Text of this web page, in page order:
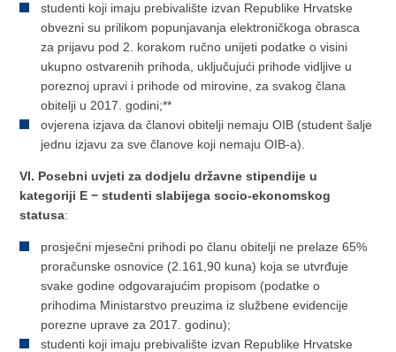
studenti koji imaju prebivalište izvan Republike Hrvatske
obvezni su prilikom popunjavanja elektroničkoga obrasca
za prijavu pod 2. korakom ručno unijeti podatke o visini
ukupno ostvarenih prihoda, uključujući prihode vidljive u
poreznoj upravi i prihode od mirovine, za svakog člana
obitelji u 2017. godini;**
ovjerena izjava da članovi obitelji nemaju OIB (student šalje
jednu izjavu za sve članove koji nemaju OIB-a).
VI. Posebni uvjeti za dodjelu državne stipendije u
kategoriji E − studenti slabijega socio-ekonomskog
statusa:
prosječni mjesečni prihodi po članu obitelji ne prelaze 65%
proračunske osnovice (2.161,90 kuna) koja se utvrđuje
svake godine odgovarajućim propisom (podatke o
prihodima Ministarstvo preuzima iz službene evidencije
porezne uprave za 2017. godinu);
studenti koji imaju prebivalište izvan Republike Hrvatske